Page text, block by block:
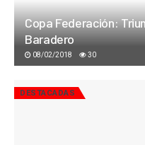
Copa Federación:
Baradero
08/02/2018 30
DESTACADAS